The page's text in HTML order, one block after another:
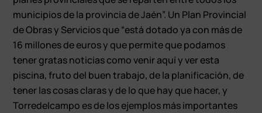
municipios de la provincia de Jaén”. Un Plan Provincial
de Obras y Servicios que “está dotado ya con más de
16 millones de euros y que permite que podamos
tener gratas noticias como venir aquí y ver esta
piscina, fruto del buen trabajo, de la planificación, de
tener las cosas claras y de lo que hay que hacer, y
Torredelcampo es de los ejemplos más importantes